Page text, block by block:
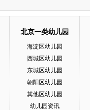
北京一类幼儿园
海淀区幼儿园
西城区幼儿园
东城区幼儿园
朝阳区幼儿园
其他区幼儿园
幼儿园资讯